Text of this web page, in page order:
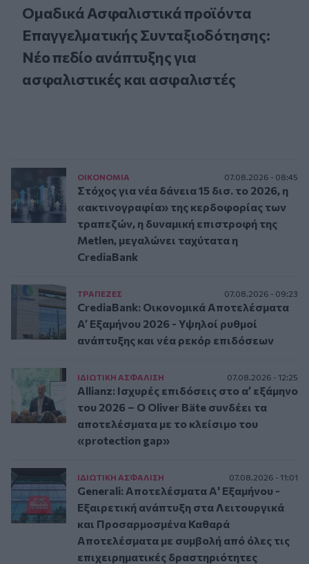
Ομαδικά Ασφαλιστικά προϊόντα
Επαγγελματικής Συνταξιοδότησης:
Νέο πεδίο ανάπτυξης για
ασφαλιστικές και ασφαλιστές
ΟΙΚΟΝΟΜΙΑ 07.08.2026 - 08:45
Στόχος για νέα δάνεια 15 δισ. το 2026, η
«ακτινογραφία» της κερδοφορίας των
τραπεζών, η δυναμική επιστροφή της
Metlen, μεγαλώνει ταχύτατα η
CrediaBank
ΤΡAΠΕΖΕΣ 07.08.2026 - 09:23
CrediaBank: Οικονομικά Αποτελέσματα
A’ Εξαμήνου 2026 - Υψηλοί ρυθμοί
ανάπτυξης και νέα ρεκόρ επιδόσεων
ΙΔΙΩΤΙΚΗ ΑΣΦAΛΙΣΗ 07.08.2026 - 12:25
Allianz: Ισχυρές επιδόσεις στο α’ εξάμηνο
του 2026 – Ο Oliver Bäte συνδέει τα
αποτελέσματα με το κλείσιμο του
«protection gap»
ΙΔΙΩΤΙΚΗ ΑΣΦAΛΙΣΗ 07.08.2026 - 11:01
Generali: Αποτελέσματα Α' Εξαμήνου -
Εξαιρετική ανάπτυξη στα Λειτουργικά
και Προσαρμοσμένα Καθαρά
Αποτελέσματα με συμβολή από όλες τις
επιχειρηματικές δραστηριότητες